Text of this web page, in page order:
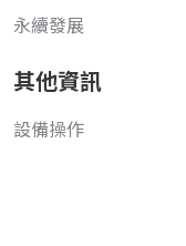
永續發展
其他資訊
設備操作